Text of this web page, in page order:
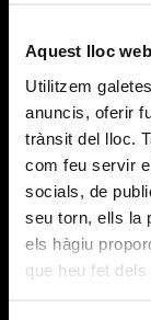
Aquest lloc
Utilitzem
anuncis, oferir
trànsit del lloc.
com feu servir
socials, de
seu torn, ells la
els hàgiu
que heu fet dels
TICKETS &
Box Office Info